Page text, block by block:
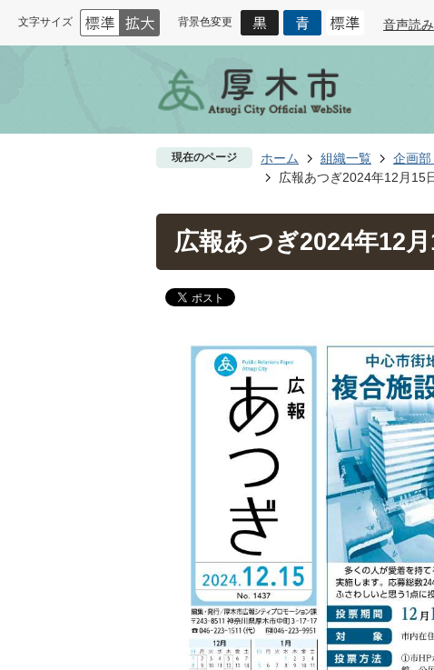
文字サイズ 背景色変更 音声読
現在のページ ホーム 組織一覧 企画
広報あつぎ2024年12月15
広報あつぎ2024年12月